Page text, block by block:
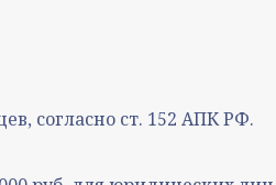
согласно ст. 152 АПК РФ.